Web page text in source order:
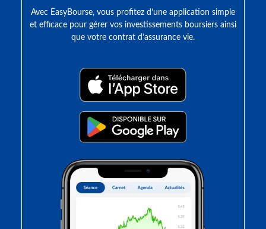
Avec EasyBourse, vous profitez d’une application simple
et efficace pour gérer vos investissements boursiers ainsi
que votre contrat d’assurance vie.